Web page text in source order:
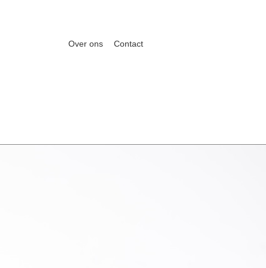
Over ons Contact